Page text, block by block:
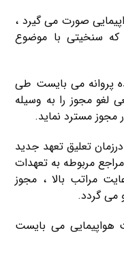
صورت می گیرد ،
که سنخیتی با موضوع
پروانه می بایست طی
لغو مجوز را به وسیله
مسترد نماید.
درزمان تعلیق تعهد جدید
مربوطه به تعهدات
مراتب بالا ، مجوز
می‌ گردد.
هواپیمایی می بایست